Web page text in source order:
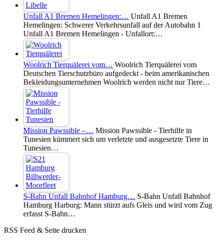
Unfall A1 Bremen Hemelingen:… Unfall A1 Bremen
Hemelingen: Schwerer Verkehrsunfall auf der Autobahn 1
Unfall A1 Bremen Hemelingen - Unfallort:…
Woolrich Tierquälerei vom… Woolrich Tierquälerei vom
Deutschen Tierschutzbüro aufgedeckt - beim amerikanischen
Bekleidungsunternehmen Woolrich werden nicht nur Tiere…
Mission Pawssible –… Mission Pawssible - Tierhilfe in
Tunesien kümmert sich um verletzte und ausgesetzte Tiere in
Tunesien…
S-Bahn Unfall Bahnhof Hamburg… S-Bahn Unfall Bahnhof
Hamburg Harburg: Mann stürzt aufs Gleis und wird vom Zug
erfasst S-Bahn…
RSS Feed & Seite drucken